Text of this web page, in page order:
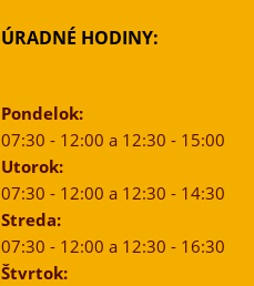
ÚRADNÉ HODINY:
Pondelok:
07:30 - 12:00 a 12:30 - 15:00
Utorok:
07:30 - 12:00 a 12:30 - 14:30
Streda:
07:30 - 12:00 a 12:30 - 16:30
Štvrtok: